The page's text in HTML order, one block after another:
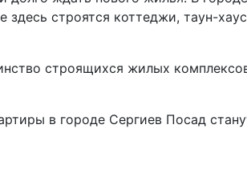
строятся коттеджи, таун-
строящихся жилых
в городе Сергиев Посад